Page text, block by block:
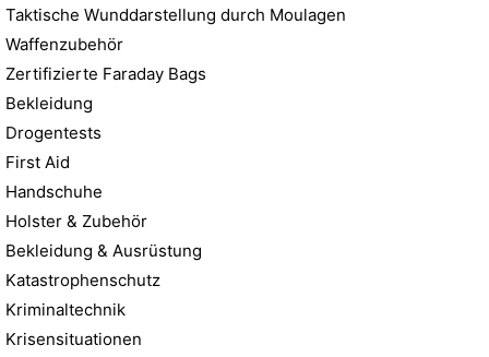
Taktische Wunddarstellung durch Moulagen
Waffenzubehör
Zertifizierte Faraday Bags
Bekleidung
Drogentests
First Aid
Handschuhe
Holster & Zubehör
Bekleidung & Ausrüstung
Katastrophenschutz
Kriminaltechnik
Krisensituationen